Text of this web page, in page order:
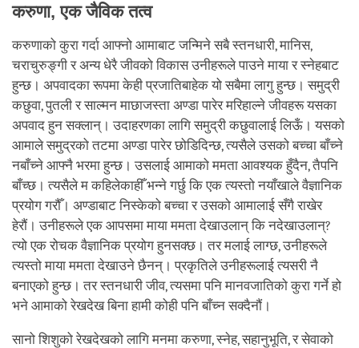
करुणा, एक जैविक तत्व
करुणाको कुरा गर्दा आफ्नो आमाबाट जन्मिने सबै स्तनधारी, मानिस,
चराचुरुङ्गी र अन्य धेरै जीवको विकास उनीहरूले पाउने माया र स्नेहबाट
हुन्छ। अपवादका रूपमा केही प्रजातिबाहेक यो सबैमा लागु हुन्छ। समुद्री
कछुवा, पुतली र साल्मन माछाजस्ता अण्डा पारेर मरिहाल्ने जीवहरू यसका
अपवाद हुन सक्लान्। उदाहरणका लागि समुद्री कछुवालाई लिऊँ। यसको
आमाले समुद्रको तटमा अण्डा पारेर छोडिदिन्छ, त्यसैले उसको बच्चा बाँच्ने
नबाँच्ने आफ्नै भरमा हुन्छ। उसलाई आमाको ममता आवश्यक हुँदैन, तैपनि
बाँच्छ। त्यसैले म कहिलेकाहीँ भन्ने गर्छु कि एक त्यस्तो नयाँखाले वैज्ञानिक
प्रयोग गरौँ। अण्डाबाट निस्केको बच्चा र उसको आमालाई सँगै राखेर
हेरौं। उनीहरूले एक आपसमा माया ममता देखाउलान् कि नदेखाउलान्?
त्यो एक रोचक वैज्ञानिक प्रयोग हुनसक्छ। तर मलाई लाग्छ, उनीहरूले
त्यस्तो माया ममता देखाउने छैनन्। प्रकृतिले उनीहरूलाई त्यसरी नै
बनाएको हुन्छ। तर स्तनधारी जीव, त्यसमा पनि मानवजातिको कुरा गर्ने हो
भने आमाको रेखदेख बिना हामी कोही पनि बाँच्न सक्दैनौं।
सानो शिशुको रेखदेखको लागि मनमा करुणा, स्नेह, सहानुभूति, र सेवाको